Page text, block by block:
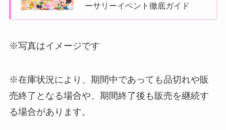
ーサリーイベント徹底ガイド
※写真はイメージです
※在庫状況により、期間中であっても品切れや販
売終了となる場合や、期間終了後も販売を継続す
る場合があります。